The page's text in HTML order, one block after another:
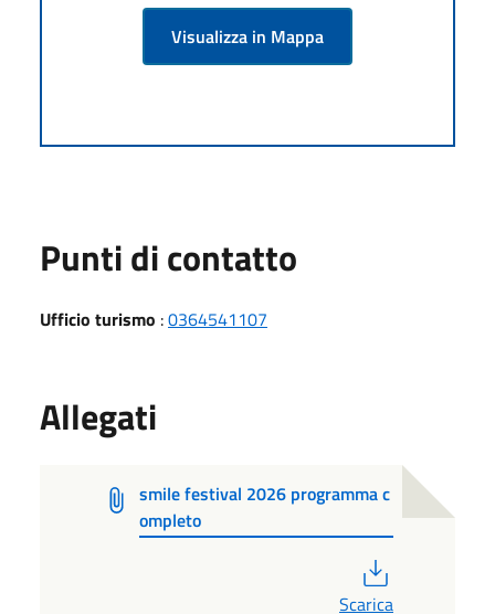
Visualizza in Mappa
Punti di contatto
Ufficio turismo :0364541107
Allegati
smile festival 2026 programma c
ompleto
Scarica